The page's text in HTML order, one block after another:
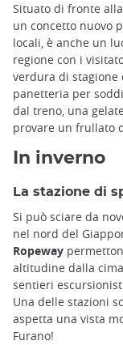
Situato di fronte
un concetto nuovo
locali, è anche un
regione con i
verdura di
panetteria per
dal treno, una
provare un frullato
In inverno
La stazione di
Si può sciare da
nel nord del
Ropeway
altitudine dalla
sentieri
Una delle stazioni
aspetta una vista
Furano!